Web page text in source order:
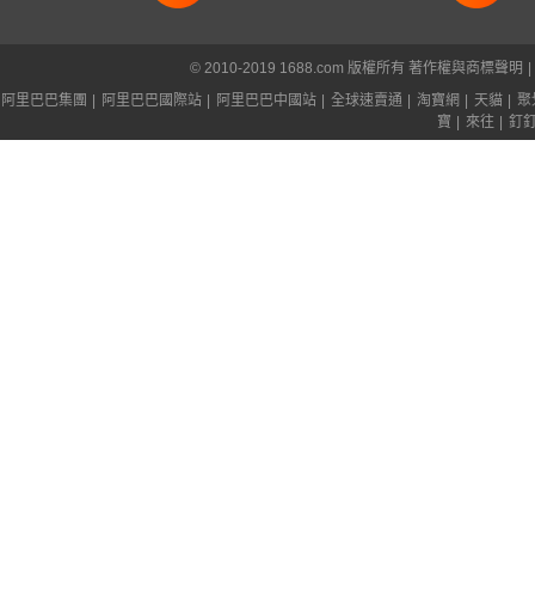
© 2010-2019 1688.com 版權所有 著作權與商標聲明
阿里巴巴集團
阿里巴巴國際站 阿里巴巴中國站 全球速賣通 淘寶網 天貓
聚
寶
來往 釘